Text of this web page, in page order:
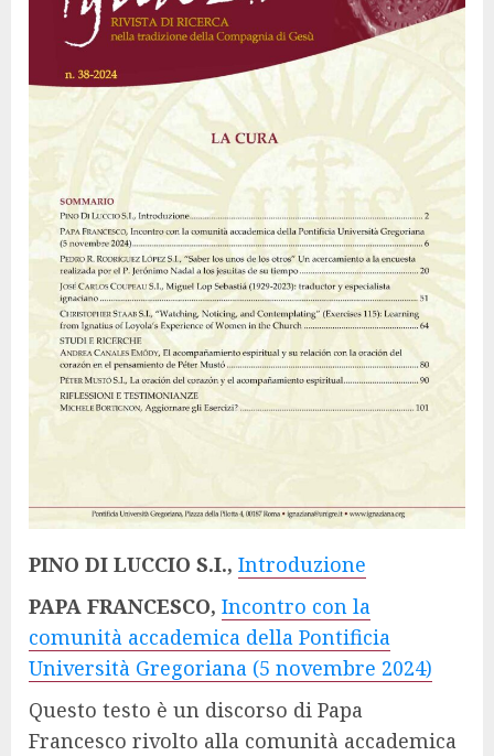
PINO DI LUCCIO S.I., Introduzione
PAPA FRANCESCO, Incontro con la
comunità accademica della Pontificia
Università Gregoriana (5 novembre 2024)
Questo testo è un discorso di Papa
Francesco rivolto alla comunità accademica